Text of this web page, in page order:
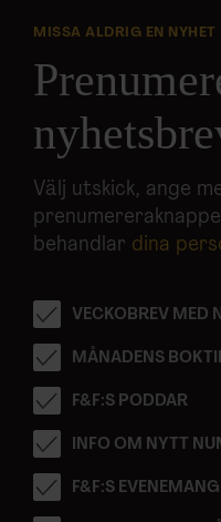
Dessa kan i sin tur
samlat in när du har
MISSA ALDRIG EN NYHET
Välj utskick, ange
behandlar dina
VECKOBREV MED
MÅNADENS
F&F:S PODDAR
INFO OM NYTT
F&F:S EVENEMANG